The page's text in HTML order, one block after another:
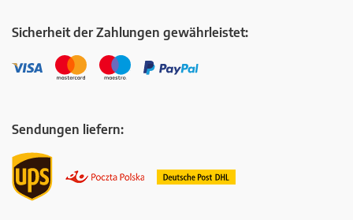
Sicherheit der Zahlungen gewährleistet:
Sendungen liefern: